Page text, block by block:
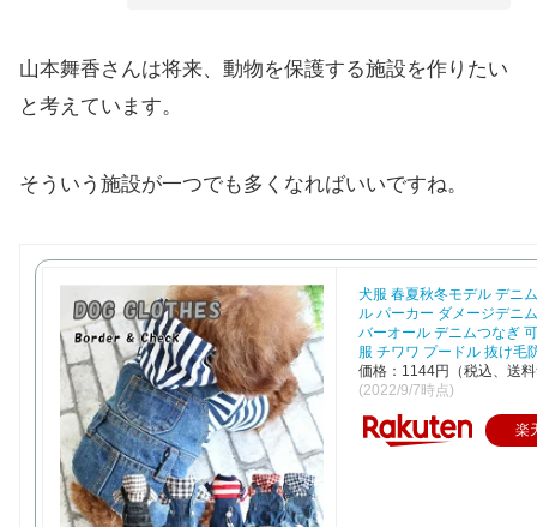
山本舞香さんは将来、動物を保護する施設を作りたい
と考えています。
そういう施設が一つでも多くなればいいですね。
犬服 春夏秋冬モデル デニ
ル パーカー ダメージデニ
バーオール デニムつなぎ
服 チワワ プードル 抜け毛
価格：1144円（税込、送
(2022/9/7時点)
楽